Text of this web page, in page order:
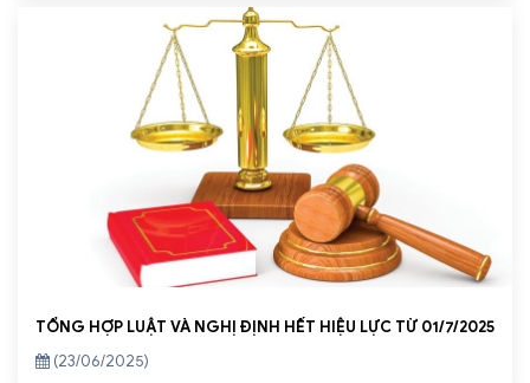
TỔNG HỢP LUẬT VÀ NGHỊ ĐỊNH HẾT HIỆU LỰC TỪ 01/7/2025
(23/06/2025)